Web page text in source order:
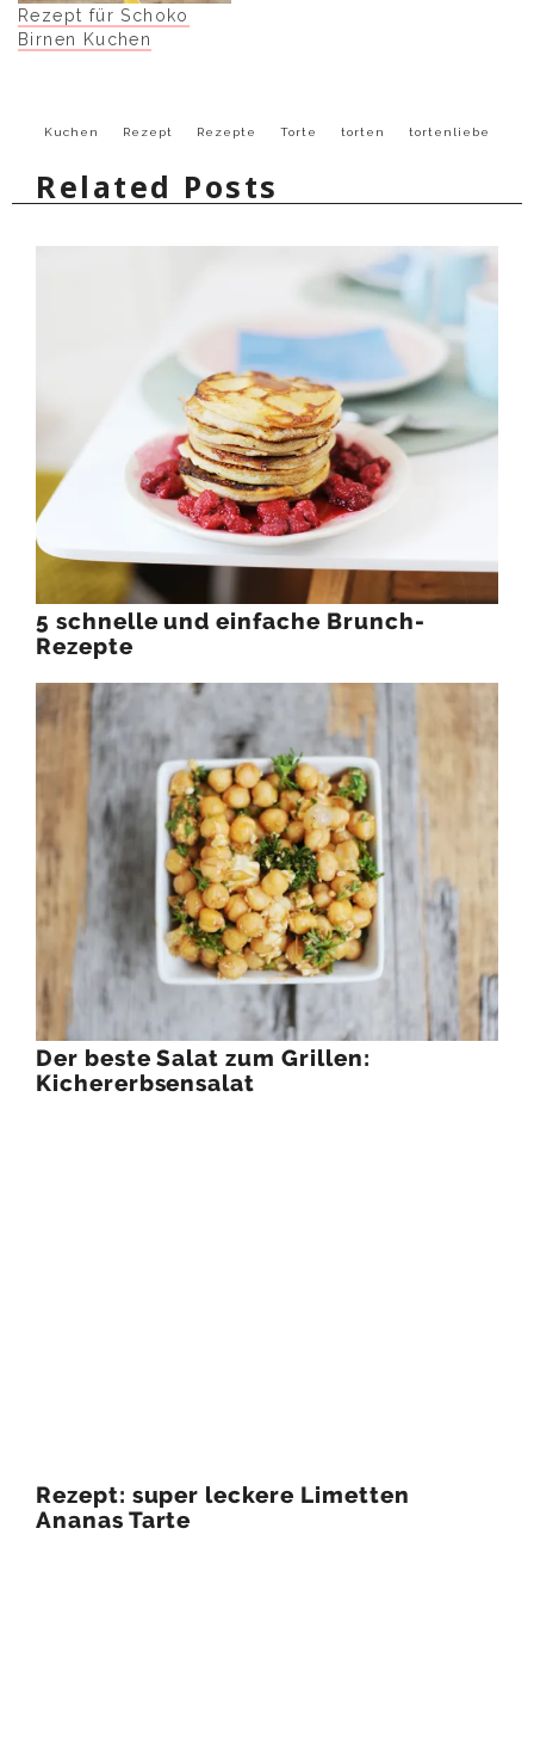
Rezept für Schoko
Birnen Kuchen
Kuchen Rezept Rezepte Torte torten tortenliebe
Related Posts
5 schnelle und einfache Brunch-
Rezepte
Der beste Salat zum Grillen:
Kichererbsensalat
Rezept: super leckere Limetten
Ananas Tarte